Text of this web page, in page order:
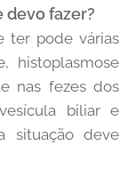
devo fazer?
ter pode várias
histoplasmose
nas fezes dos
biliar e
situação deve